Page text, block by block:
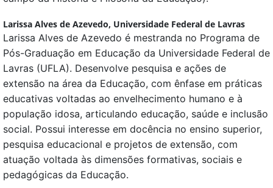
Larissa Alves de Azevedo, Universidade Federal de Lavras
Larissa Alves de Azevedo é mestranda no Programa de
Pós-Graduação em Educação da Universidade Federal de
Lavras (UFLA). Desenvolve pesquisa e ações de
extensão na área da Educação, com ênfase em práticas
educativas voltadas ao envelhecimento humano e à
população idosa, articulando educação, saúde e inclusão
social. Possui interesse em docência no ensino superior,
pesquisa educacional e projetos de extensão, com
atuação voltada às dimensões formativas, sociais e
pedagógicas da Educação.